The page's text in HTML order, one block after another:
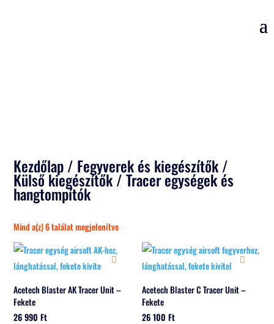
Kezdőlap/ Fegyverek és kiegészítők/
Külső kiegészítők/ Tracer egységek és
hangtompítók
Mind a(z) 6 találat megjelenítveSorted
popularity
Acetech Blaster AK Tracer Unit –
Fekete
26 990Ft
Acetech Blaster C Tracer Unit –
Fekete
26 100Ft